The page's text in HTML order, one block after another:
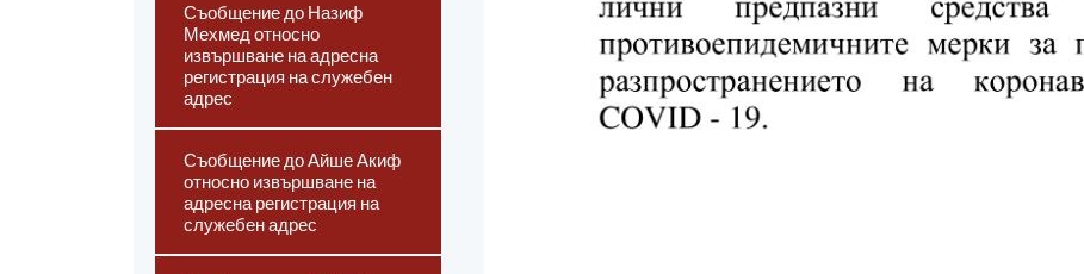
Съобщение до Назиф
Мехмед относно
извършване на адресна
регистрация на служебен
адрес
Съобщение до Айше Акиф
относно извършване на
адресна регистрация на
служебен адрес